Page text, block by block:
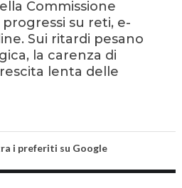
Commissione
su reti, e-
Sui ritardi pesano
la carenza di
lenta delle
i preferiti su Google